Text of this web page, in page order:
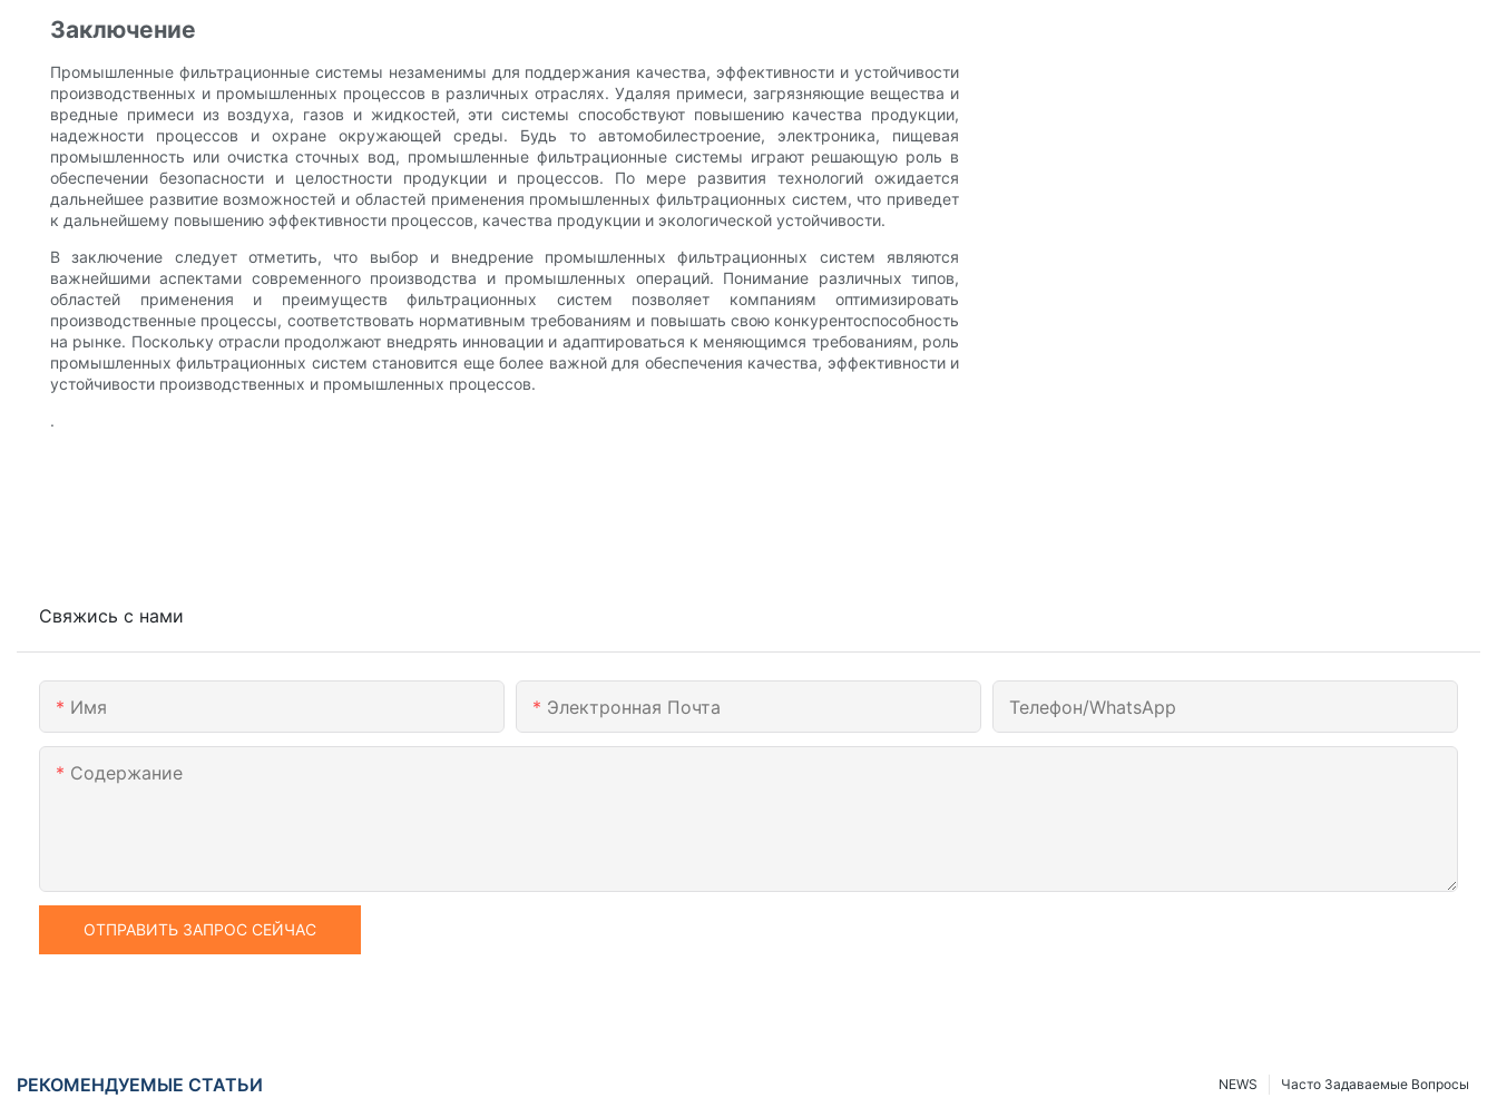
Заключение
Промышленные фильтрационные системы незаменимы для поддержания качества, эффективности и устойчивости
производственных и промышленных процессов в различных отраслях. Удаляя примеси, загрязняющие вещества и
вредные примеси из воздуха, газов и жидкостей, эти системы способствуют повышению качества продукции,
надежности процессов и охране окружающей среды. Будь то автомобилестроение, электроника, пищевая
промышленность или очистка сточных вод, промышленные фильтрационные системы играют решающую роль в
обеспечении безопасности и целостности продукции и процессов. По мере развития технологий ожидается
дальнейшее развитие возможностей и областей применения промышленных фильтрационных систем, что приведет
к дальнейшему повышению эффективности процессов, качества продукции и экологической устойчивости.
В заключение следует отметить, что выбор и внедрение промышленных фильтрационных систем являются
важнейшими аспектами современного производства и промышленных операций. Понимание различных типов,
областей применения и преимуществ фильтрационных систем позволяет компаниям оптимизировать
производственные процессы, соответствовать нормативным требованиям и повышать свою конкурентоспособность
на рынке. Поскольку отрасли продолжают внедрять инновации и адаптироваться к меняющимся требованиям, роль
промышленных фильтрационных систем становится еще более важной для обеспечения качества, эффективности и
устойчивости производственных и промышленных процессов.
.
Свяжись с нами
Имя Электронная Почта Телефон/WhatsApp
Содержание
ОТПРАВИТЬ ЗАПРОС СЕЙЧАС
РЕКОМЕНДУЕМЫЕ СТАТЬИ Часто Задаваемые Вопросы
NEWS